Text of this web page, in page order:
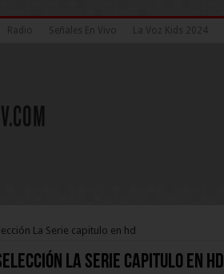
Radio Señales En Vivo La Voz Kids 2024
La Serie capitulo en hd
La Serie capitulo en hd